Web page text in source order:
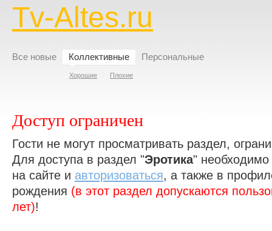
Tv-Altes.ru
Все новые Коллективные
Хорошие Плохие
Персональные
Доступ ограничен
Гости не могут просматривать раздел,
Для доступа в раздел "Эротика" необходимо
на сайте и авторизоваться, а также в
рождения (в этот раздел допускаются
лет)!